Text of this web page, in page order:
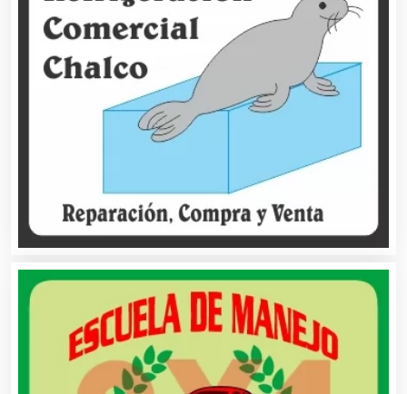
Artículos Importados
Artículos para el Hogar
Artículos para Regalos
Artículos Personales
Artículos Publicitarios